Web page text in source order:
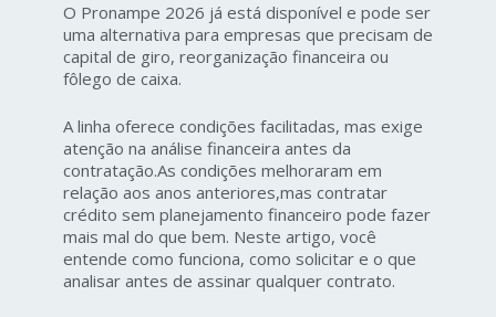
O Pronampe 2026 já está disponível e pode ser
uma alternativa para empresas que precisam de
capital de giro, reorganização financeira ou
fôlego de caixa.
A linha oferece condições facilitadas, mas exige
atenção na análise financeira antes da
contratação.As condições melhoraram em
relação aos anos anteriores,mas contratar
crédito sem planejamento financeiro pode fazer
mais mal do que bem. Neste artigo, você
entende como funciona, como solicitar e o que
analisar antes de assinar qualquer contrato.